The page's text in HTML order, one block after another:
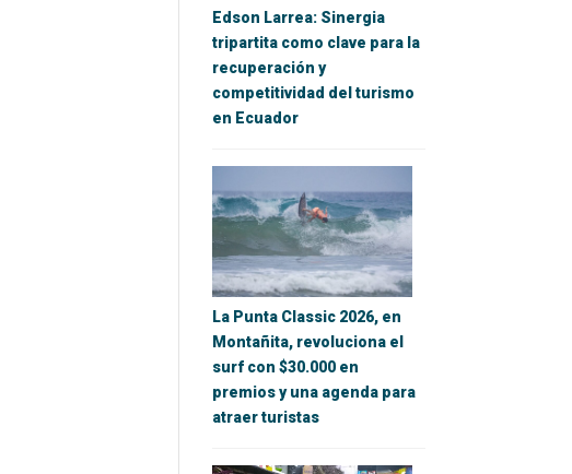
Edson Larrea: Sinergia
tripartita como clave para la
recuperación y
competitividad del turismo
en Ecuador
La Punta Classic 2026, en
Montañita, revoluciona el
surf con $30.000 en
premios y una agenda para
atraer turistas